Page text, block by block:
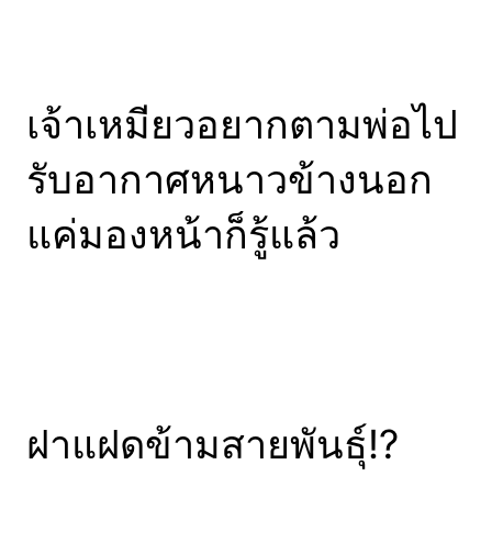
เจ้าเหมียวอยากตามพ่อไป
รับอากาศหนาวข้างนอก
แค่มองหน้าก็รู้แล้ว
ฝาแฝดข้ามสายพันธุ์!?